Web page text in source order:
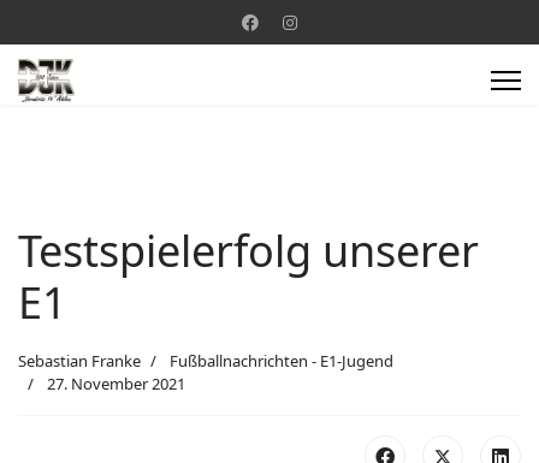
Testspielerfolg unserer
E1
Sebastian Franke
Fußballnachrichten - E1-Jugend
27. November 2021